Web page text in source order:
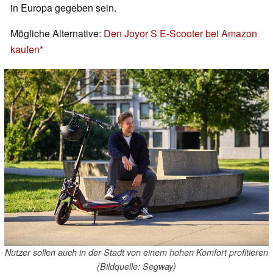
in Europa gegeben sein.
Mögliche Alternative: Den Joyor S E-Scooter bei Amazon
kaufen
Nutzer sollen auch in der Stadt von einem hohen Komfort profitieren
(Bildquelle: Segway)